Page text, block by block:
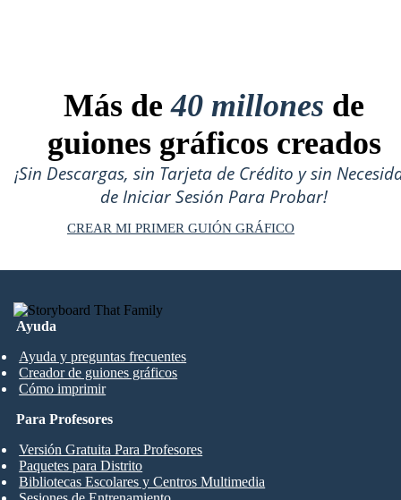
Más de40 millones de
guiones gráficos creados
¡Sin Descargas, sin Tarjeta de Crédito y sin
de Iniciar Sesión Para Probar!
CREAR MI PRIMER GUIÓN GRÁFICO
Ayuda
Ayuda y preguntas frecuentes
Creador de guiones gráficos
Cómo imprimir
Para Profesores
Versión Gratuita Para Profesores
Paquetes para Distrito
Bibliotecas Escolares y Centros Multimedia